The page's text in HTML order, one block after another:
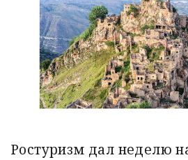
Ростуризм дал неделю